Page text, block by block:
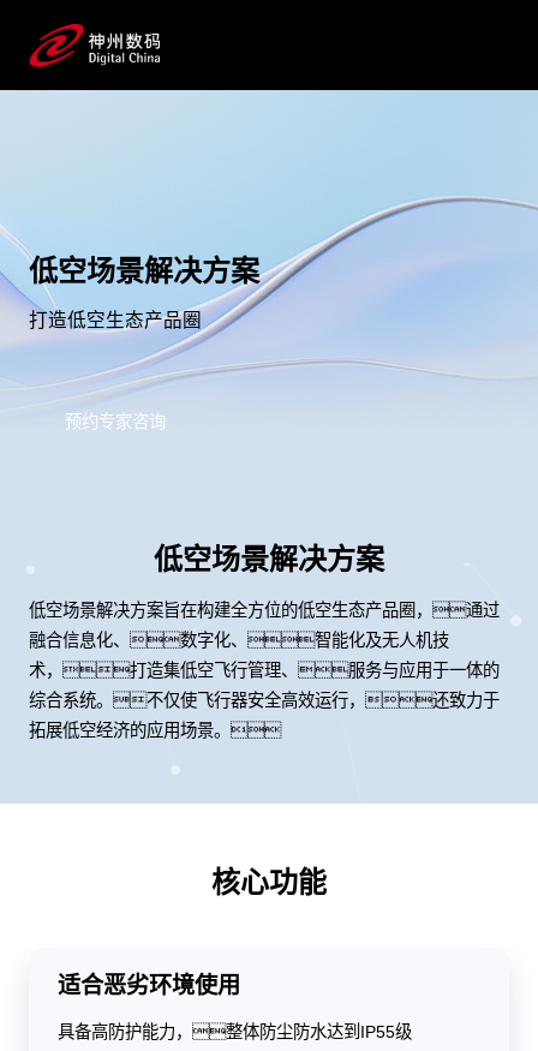
低空场景解决方案
打造低空生态产品圈
预约专家咨询
低空场景解决方案
低空场景解决方案旨在构建全方位的低空生态产品圈，通过
融合信息化、数字化、智能化及无人机技
术，打造集低空飞行管理、服务与应用于一体的
综合系统。不仅使飞行器安全高效运行，还致力于
拓展低空经济的应用场景。
核心功能
适合恶劣环境使用
具备高防护能力，整体防尘防水达到IP55级